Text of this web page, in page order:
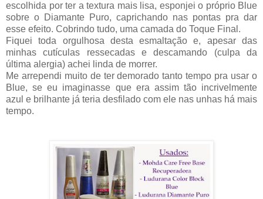
escolhida por ter a textura mais lisa, esponjei o próprio Blue
sobre o Diamante Puro, caprichando nas pontas pra dar
esse efeito. Cobrindo tudo, uma camada do Toque Final.
Fiquei toda orgulhosa desta esmaltação e, apesar das
minhas cutículas ressecadas e descamando (culpa da
última alergia) achei linda de morrer.
Me arrependi muito de ter demorado tanto tempo pra usar o
Blue, se eu imaginasse que era assim tão incrivelmente
azul e brilhante já teria desfilado com ele nas unhas há mais
tempo.